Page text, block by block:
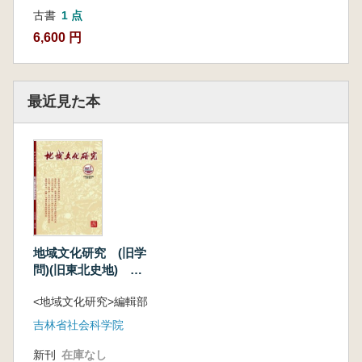
古書 1 点
6,600 円
最近見た本
地域文化研究 (旧学
問)(旧東北史地)
<地域文化研究>編輯部
吉林省社会科学院
新刊 在庫なし